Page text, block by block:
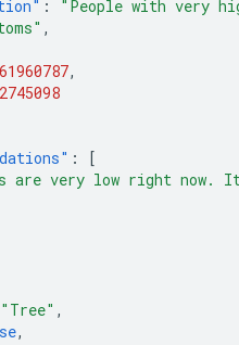
:
"People with very
,
,
:
[
are very low right now.
"Tree" ,
,